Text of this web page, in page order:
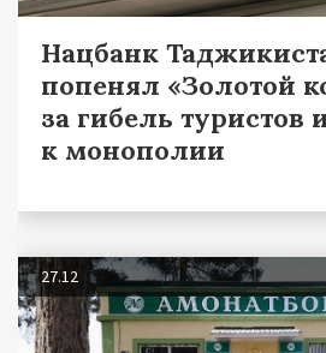
Нацбанк
попенял «Золотой
за гибель туристов
к монополии
27.12